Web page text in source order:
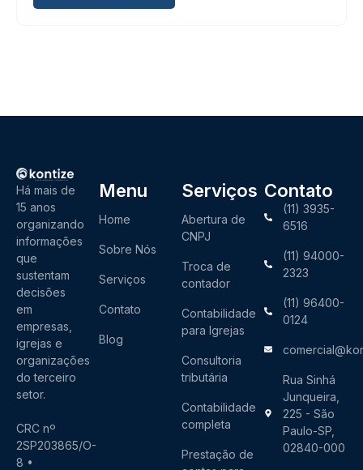
Há mais de
15 anos
organizando
informações
que
sustentam
decisões
em
empresas,
igrejas e
organizações
do terceiro
setor.
CRC nº
2SP203865/O-
8 •
Menu
Home
Sobre Nós
Serviços
Contato
Blog
Serviços
Abertura de
CNPJ
Troca de
contador
Contabilidade
para Igrejas
Consultoria
tributária
Contabilidade
completa
Prestação de
Contato
(11) 3935-
6516
(11) 94000-
2323
(11) 96400-
0124
Rua Sinhá
Junqueira,
225 - São
Paulo-SP,
02840-000